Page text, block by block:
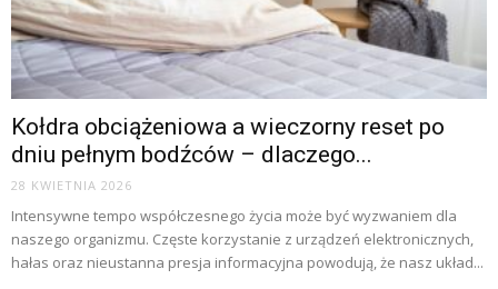
Kołdra obciążeniowa a wieczorny reset po
dniu pełnym bodźców – dlaczego...
28 KWIETNIA 2026
Intensywne tempo współczesnego życia może być wyzwaniem dla
naszego organizmu. Częste korzystanie z urządzeń elektronicznych,
hałas oraz nieustanna presja informacyjna powodują, że nasz układ...